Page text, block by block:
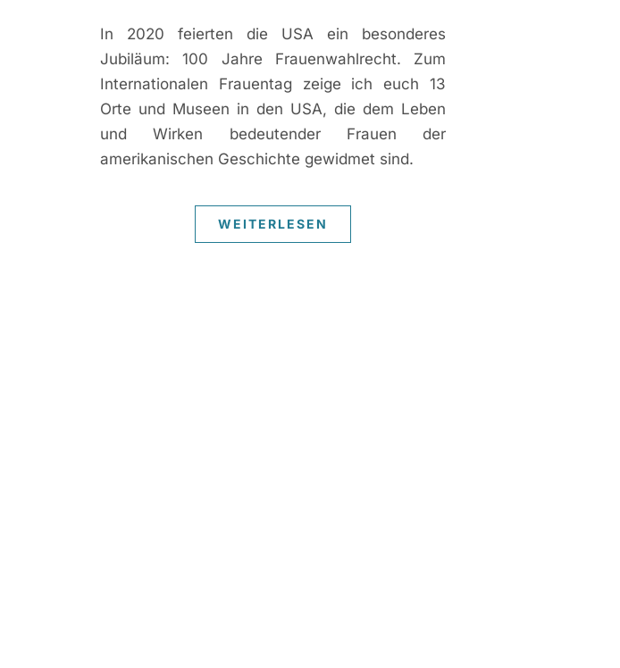
In 2020 feierten die USA ein besonderes
Jubiläum: 100 Jahre Frauenwahlrecht. Zum
Internationalen Frauentag zeige ich euch 13
Orte und Museen in den USA, die dem Leben
und Wirken bedeutender Frauen der
amerikanischen Geschichte gewidmet sind.
WEITERLESEN